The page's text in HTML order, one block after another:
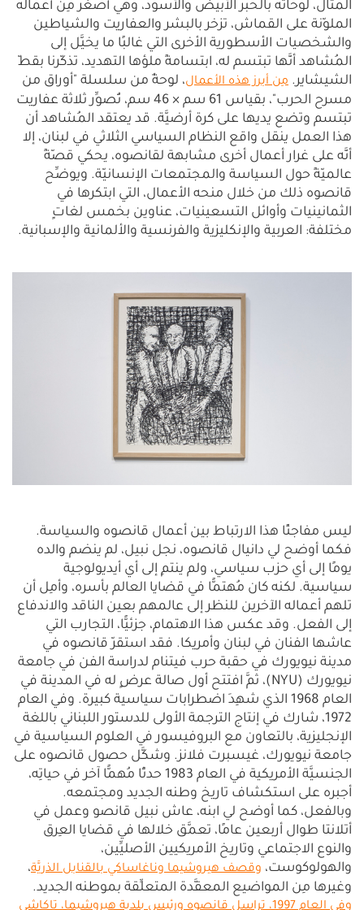
المثال، لوحاته بالحبر الأبيض والأسود، وهي أصغر مِن أعماله
الملوّنة على القماش، تزخر بالبشر والعفاريت والشياطين
والشخصيات الأسطورية الأخرى التي غالبًا ما يخيَّل إلى
المُشاهد أنَّها تبتسم له، ابتسامةً ملؤها التهديد، تذكّرنا بقطّ
الشيشاير. مِن أبرز هذه الأعمال، لوحةٌ من سلسلة "أوراق من
مسرح الحرب"، بقياس 61 سم × 46 سم، تُصوِّر ثلاثة عفاريت
تبتسم وتضع يديها على كرة أرضيَّة. قد يعتقد المُشاهد أن
هذا العمل ينقل واقع النظام السياسي الثلاثي في ​​لبنان، إلا
أنَّه على غرار أعمال أخرى مشابهة لقانصوه، يحكي قصّةً
عالميّةً حول السياسة والمجتمعات الإنسانيّة. ويوضِّح
قانصوه ذلك من خلال منحه الأعمال، التي ابتكرها في
الثمانينيات وأوائل التسعينيات، عناوين بخمس لغاتٍ
مختلفة: العربية والإنكليزية والفرنسية والألمانية والإسبانية.
ليس مفاجئًا هذا الارتباط بين أعمال قانصوه والسياسة.
فكما أوضح لي دانيال قانصوه، نجل نبيل، لم ينضم والده
يومًا إلى أي حزب سياسي، ولم ينتمِ إلى أي أيديولوجية
سياسية. لكنه كان مُهتمًّا في قضايا العالم بأسره، وأمِل أن
تلهم أعماله الآخرين للنظر إلى عالمهم بعين الناقد والاندفاع
إلى الفعل. وقد عكس هذا الاهتمام، جزئيًّا، التجارب التي
عاشها الفنان في لبنان وأمريكا. فقد استقرّ قانصوه في
مدينة نيويورك في حقبة حرب فيتنام لدراسة الفن في جامعة
نيويورك (NYU)، ثمَّ افتتح أول صالة عرضٍ له في المدينة في
العام 1968 الذي شهِدَ اضطرابات سياسية كبيرة. وفي العام
1972، شارك في إنتاج الترجمة الأولى للدستور اللبناني باللغة
الإنجليزية، بالتعاون مع البروفيسور في العلوم السياسية في
جامعة نيويورك، غيسبرت فلانز. وشكَّل حصول قانصوه على
الجنسيَّة الأمريكية في العام 1983 حدثًا مُهمًّا آخر في حياتِه،
أجبره على استكشاف تاريخ وطنه الجديد ومجتمعه.
وبالفعل، كما أوضح لي ابنه، عاش نبيل قانصو وعمل في
أتلانتا طوال أربعين عامًا، تعمَّق خلالها في قضايا العِرق
والنوع الاجتماعي وتاريخ الأمريكيين الأصليِّين،
والهولوكوست، وقصف هيروشيما وناغاساكي بالقنابل الذريَّة،
وغيرها مِن المواضيع المعقَّدة المتعلِّقة بموطنه الجديد.
وفي العام 1997، تراسل قانصوه ورئيس بلدية هيروشيما، تاكاشي